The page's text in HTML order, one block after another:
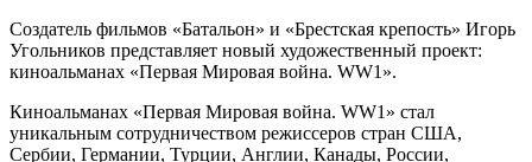
Создатель фильмов «Батальон» и «Брестская крепость» Игорь
Угольников представляет новый художественный проект:
киноальманах «Первая Мировая война. WW1».
Киноальманах «Первая Мировая война. WW1» стал
уникальным сотрудничеством режиссеров стран США,
Сербии, Германии, Турции, Англии, Канады, России,